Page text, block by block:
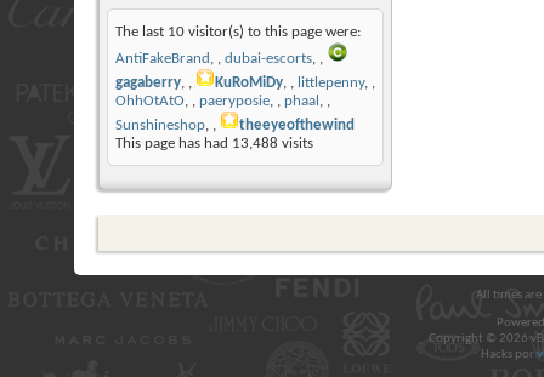
The last 10 visitor(s) to this page were:
AntiFakeBrand , dubai-escorts,
gagaberry, KuRoMiDy, littlepenny,
OhhOtAtO, paeryposie, phaal ,
Sunshineshop,
theeyeofthewind
This page has had 13,488 visits
All times
Copyright © 2026
Hacks por